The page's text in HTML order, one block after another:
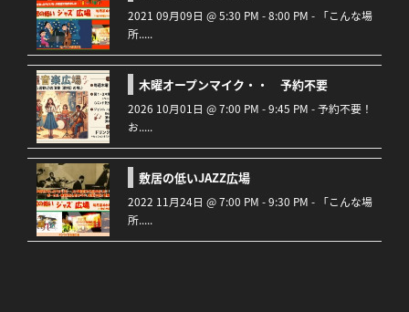
2021 09月09日 @ 5:30 PM - 8:00 PM - 「こんな場
所.....
木曜オープンマイク・・ 予約不要
2026 10月01日 @ 7:00 PM - 9:45 PM - 予約不要！
お.....
敷居の低いJAZZ広場
2022 11月24日 @ 7:00 PM - 9:30 PM - 「こんな場
所.....